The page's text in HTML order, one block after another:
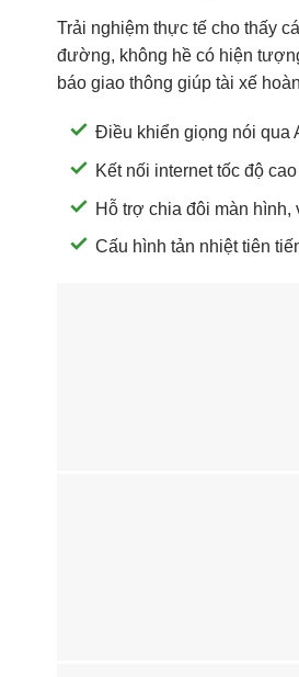
Trải nghiệm thực tế cho thấy
đường, không hề có hiện
báo giao thông giúp tài xế
Điều khiển giọng nói qua
Kết nối internet tốc độ
Hỗ trợ chia đôi màn
Cấu hình tản nhiệt tiên